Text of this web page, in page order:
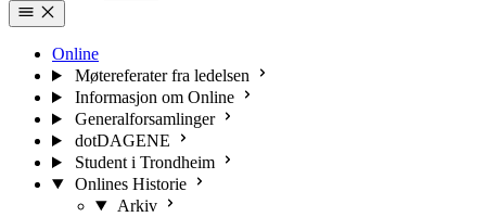
Online
Møtereferater fra ledelsen
Informasjon om Online
Generalforsamlinger
dotDAGENE
Student i Trondheim
Onlines Historie
Arkiv